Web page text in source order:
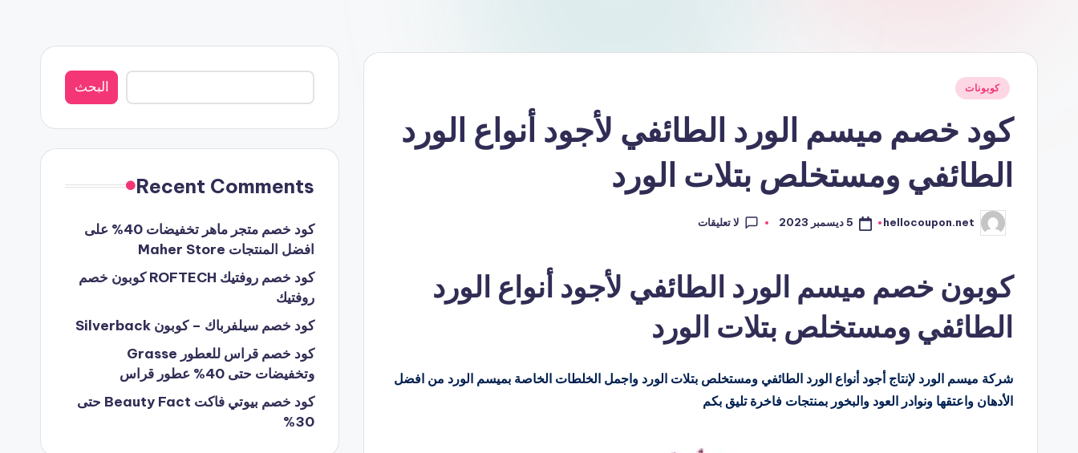
نُشركوبونات
كود خصم ميسم الورد الطائفي لأجود أنواع الورد
الطائفي ومستخلص بتلات الورد
تمّ
النشر
hellocoupon.net 5 ديسمبر 2023 لا تعليقات
كوبون خصم ميسم الورد الطائفي لأجود أنواع الورد
الطائفي ومستخلص بتلات الورد
شركة ميسم الورد لإنتاج أجود أنواع الورد الطائفي ومستخلص بتلات الورد واجمل الخلطات الخاصة بميسم الورد من افضل
الأدهان واعتقها ونوادر العود والبخور بمنتجات فاخرة تليق بكم
البحث
البحث
Recent Comments
كود خصم متجر ماهر تخفيضات 40% على
افضل المنتجات Maher Store
كود خصم روفتيك ROFTECH كوبون خصم
روفتيك
كود خصم سيلفرباك – كوبون Silverback
كود خصم قراس للعطور Grasse
وتخفيضات حتى 40% عطور قراس
كود خصم بيوتي فاكت Beauty Fact حتى
30%